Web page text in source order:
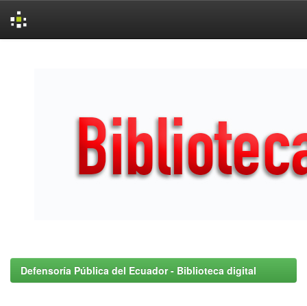
Defensoría Pública del Ecuador - Biblioteca digital